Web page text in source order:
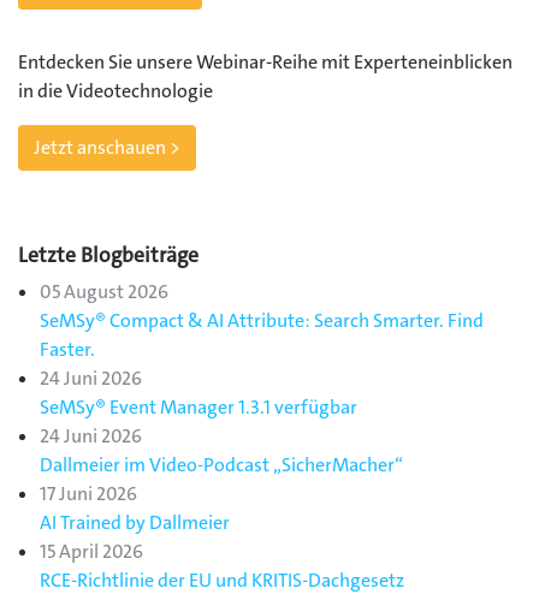
Entdecken Sie unsere Webinar-Reihe mit Experteneinblicken
in die Videotechnologie
Jetzt anschauen >
Letzte Blogbeiträge
05 August 2026
SeMSy® Compact & AI Attribute: Search Smarter. Find
Faster.
24 Juni 2026
SeMSy® Event Manager 1.3.1 verfügbar
24 Juni 2026
Dallmeier im Video-Podcast „SicherMacher“
17 Juni 2026
AI Trained by Dallmeier
15 April 2026
RCE-Richtlinie der EU und KRITIS-Dachgesetz